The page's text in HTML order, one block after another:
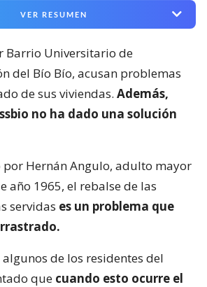
VER RESUMEN
Barrio Universitario de
del Bío Bío, acusan problemas
de sus viviendas. Además,
no ha dado una solución
por Hernán Angulo, adulto mayor
año 1965, el rebalse de las
servidas es un problema que
de los residentes del
que cuando esto ocurre el